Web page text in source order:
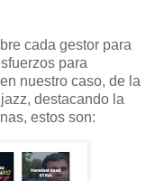
cada gestor para
para
nuestro caso, de la
destacando la
estos son: